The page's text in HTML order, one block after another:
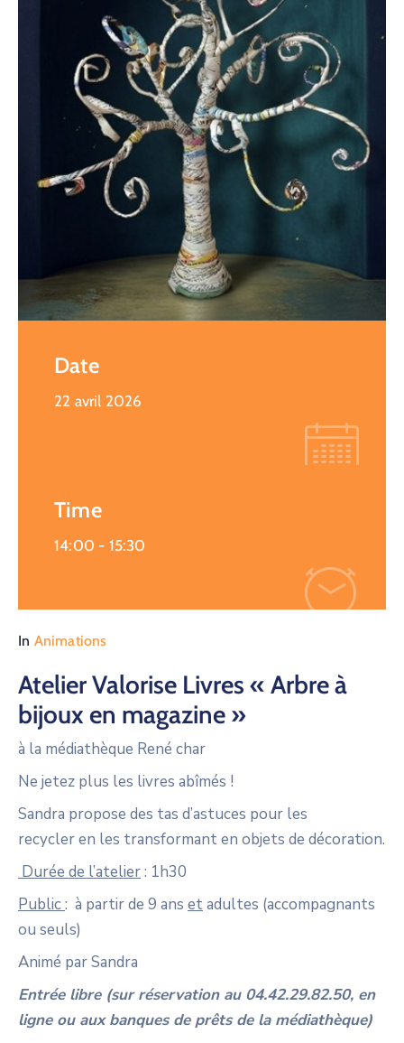
Date
22 avril 2026
Time
14:00 - 15:30
In Animations
Atelier Valorise Livres « Arbre à
bijoux en magazine »
à la médiathèque René char
Ne jetez plus les livres abîmés !
Sandra propose des tas d’astuces pour les
recycler en les transformant en objets de décoration.
Durée de l’atelier: 1h30
Public: à partir de 9 ans etadultes (accompagnants
ou seuls)
Animé par Sandra
Entrée libre (sur réservation au 04.42.29.82.50, en
ligne ou aux banques de prêts de la médiathèque)